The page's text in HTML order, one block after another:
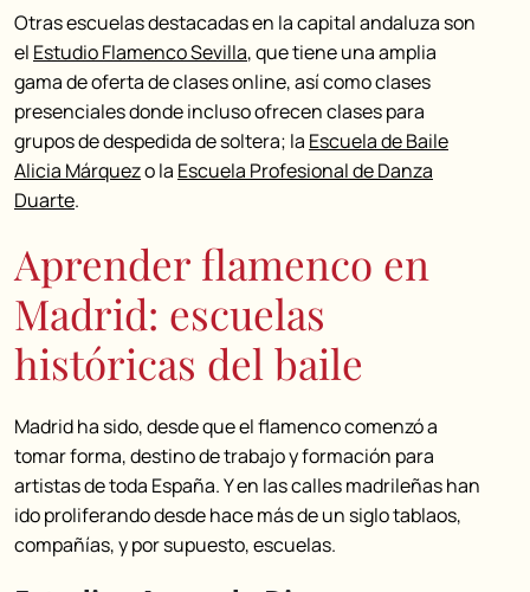
Otras escuelas destacadas en la capital andaluza son
el Estudio Flamenco Sevilla, que tiene una amplia
gama de oferta de clases online, así como clases
presenciales donde incluso ofrecen clases para
grupos de despedida de soltera; la Escuela de Baile
Alicia Márquezo la Escuela Profesional de Danza
Duarte.
Aprender flamenco en
Madrid: escuelas
históricas del baile
Madrid ha sido, desde que el flamenco comenzó a
tomar forma, destino de trabajo y formación para
artistas de toda España. Y en las calles madrileñas han
ido proliferando desde hace más de un siglo tablaos,
compañías, y por supuesto, escuelas.